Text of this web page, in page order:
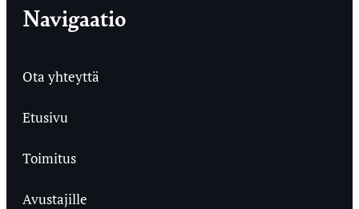
Navigaatio
Ota yhteyttä
Etusivu
Toimitus
Avustajille